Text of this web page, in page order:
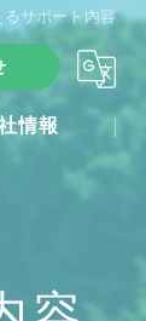
サポート内容
情報